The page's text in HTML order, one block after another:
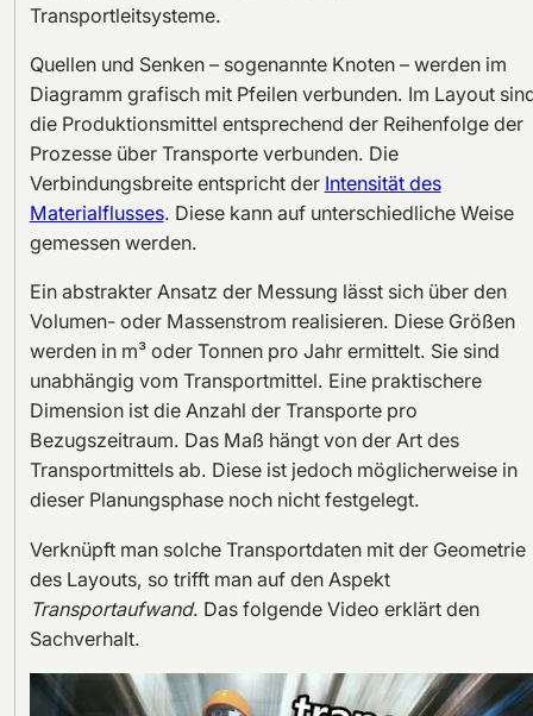
Transportleitsysteme.
Quellen und Senken – sogenannte Knoten – werden im
Diagramm grafisch mit Pfeilen verbunden. Im Layout
die Produktionsmittel entsprechend der Reihenfolge der
Prozesse über Transporte verbunden. Die
Verbindungsbreite entspricht der Intensität des
Materialflusses. Diese kann auf unterschiedliche Weise
gemessen werden.
Ein abstrakter Ansatz der Messung lässt sich über den
Volumen- oder Massenstrom realisieren. Diese Größen
werden in m³ oder Tonnen pro Jahr ermittelt. Sie sind
unabhängig vom Transportmittel. Eine praktischere
Dimension ist die Anzahl der Transporte pro
Bezugszeitraum. Das Maß hängt von der Art des
Transportmittels ab. Diese ist jedoch möglicherweise in
dieser Planungsphase noch nicht festgelegt.
Verknüpft man solche Transportdaten mit der Geometrie
des Layouts, so trifft man auf den Aspekt
Transportaufwand. Das folgende Video erklärt den
Sachverhalt.